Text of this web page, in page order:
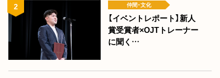
仲間･文化
【イベントレポート】新人
賞受賞者×OJTトレーナー
に聞く…